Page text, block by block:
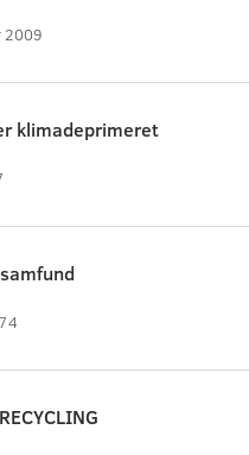
2009
klimadeprimeret